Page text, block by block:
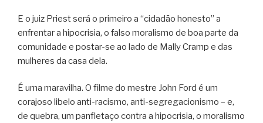
E o juiz Priest será o primeiro a “cidadão honesto” a
enfrentar a hipocrisia, o falso moralismo de boa parte da
comunidade e postar-se ao lado de Mally Cramp e das
mulheres da casa dela.
É uma maravilha. O filme do mestre John Ford é um
corajoso libelo anti-racismo, anti-segregacionismo – e,
de quebra, um panfletaço contra a hipocrisia, o moralismo